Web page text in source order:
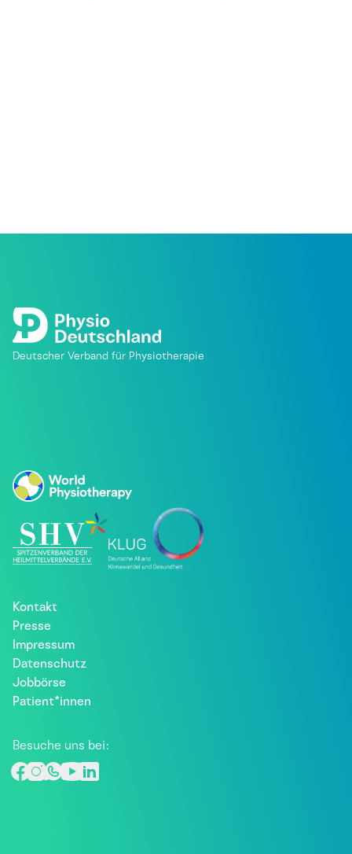
Deutscher Verband für Physiotherapie
Kontakt
Presse
Impressum
Datenschutz
Jobbörse
Patient*innen
Besuche uns bei: